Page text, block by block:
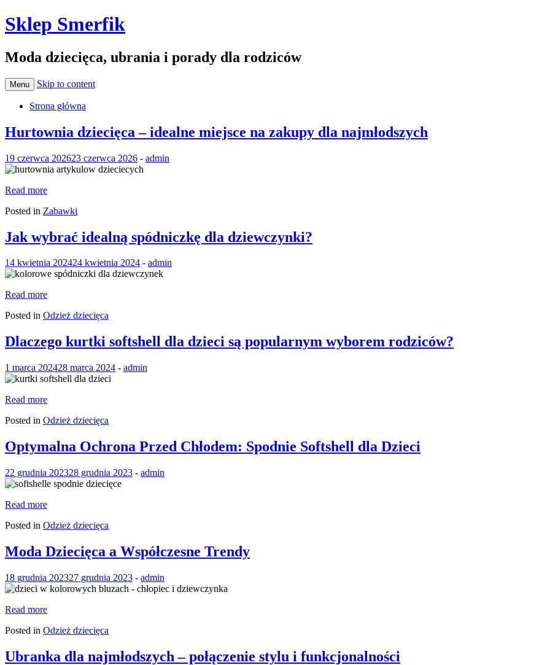
Sklep Smerfik
Moda dziecięca, ubrania i porady dla rodziców
Menu Skip to content
Strona główna
Hurtownia dziecięca – idealne miejsce na zakupy dla najmłodszych
19 czerwca 202623 czerwca 2026 - admin
Read more
Posted in Zabawki
Jak wybrać idealną spódniczkę dla dziewczynki?
14 kwietnia 202424 kwietnia 2024 - admin
Read more
Posted in Odzież dziecięca
Dlaczego kurtki softshell dla dzieci są popularnym wyborem rodziców?
1 marca 202428 marca 2024 - admin
Read more
Posted in Odzież dziecięca
Optymalna Ochrona Przed Chłodem: Spodnie Softshell dla Dzieci
22 grudnia 202328 grudnia 2023 - admin
Read more
Posted in Odzież dziecięca
Moda Dziecięca a Współczesne Trendy
18 grudnia 202327 grudnia 2023 - admin
Read more
Posted in Odzież dziecięca
Ubranka dla najmłodszych – połączenie stylu i funkcjonalności